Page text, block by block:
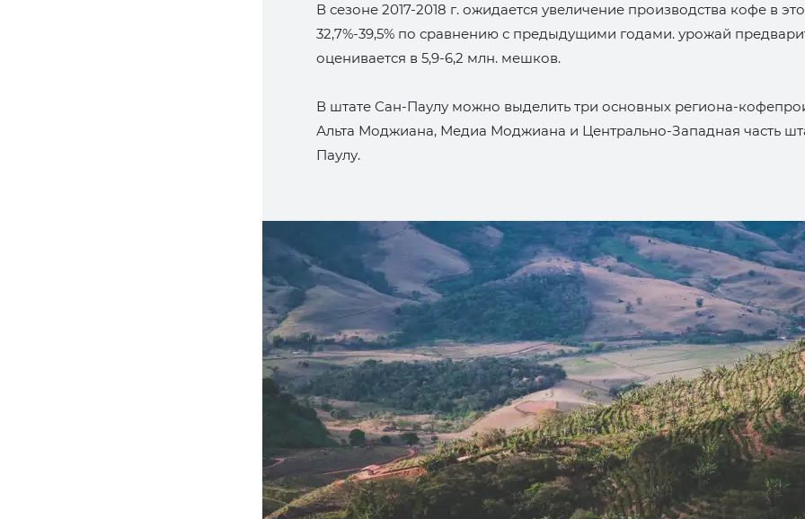
В сезоне 2017-2018 г. ожидается увеличение производства кофе в
32,7%-39,5% по сравнению с предыдущими годами. урожай
оценивается в 5,9-6,2 млн. мешков.
В штате Сан-Паулу можно выделить три основных региона-
Альта Моджиана, Медиа Моджиана и Центрально-Западная часть
Паулу.